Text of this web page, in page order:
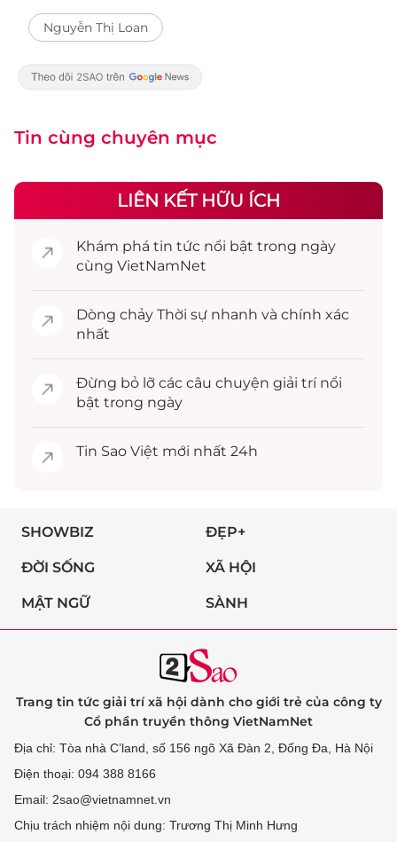
Nguyễn Thị Loan
Tin cùng chuyên mục
LIÊN KẾT HỮU ÍCH
Khám phá tin tức nổi bật trong ngày
cùng VietNamNet
Dòng chảy Thời sự nhanh và chính xác
nhất
Đừng bỏ lỡ các câu chuyện giải trínổi
bật trong ngày
Tin Sao Việt mới nhất 24h
SHOWBIZ ĐẸP+
ĐỜI SỐNG XÃ HỘI
MẬT NGỮ SÀNH
Trang tin tức giải trí xã hội dành cho giới trẻ của công ty
Cổ phần truyền thông VietNamNet
Địa chỉ: Tòa nhà C’land, số 156 ngõ Xã Đàn 2, Đống Đa, Hà Nội
Điện thoại: 094 388 8166
Email: 2sao@vietnamnet.vn
Chịu trách nhiệm nội dung: Trương Thị Minh Hưng